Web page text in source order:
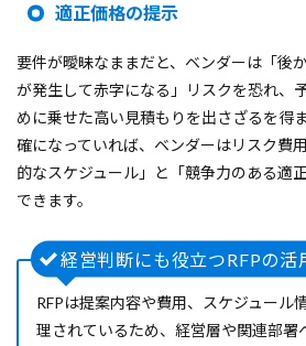
適正価格の提示
要件が曖昧なままだと、ベンダーは「後
が発生して赤字になる」リスクを恐れ、
めに乗せた高い見積もりを出さざるを得
確になっていれば、ベンダーはリスク費
的なスケジュール」と「競争力のある適
できます。
経営判断にも役立つRFPの活
RFPは提案内容や費用、スケジュール
理されているため、経営層や関連部署